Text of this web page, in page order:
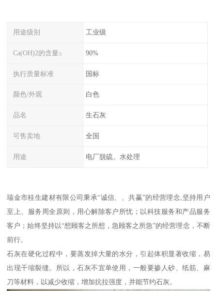
用途级别 工业级
Ca(OH)2的含量≥ 90%
执行质量标准 国标
颜色/外观 白色
品名 生石灰
可售卖地 全国
用途 电厂脱硫、水处理
瑞金市桂生建材有限公司秉承“诚信、、共赢”的经营理念,坚持用户
至上、服务周全原则，用心解除客户所忧；以科技服务和产品服务
客户；始终坚持以“想顾客之所想，急顾客之所急”的经营理念，不断
前行。
石灰在硬化过程中，要蒸发掉大量的水分，引起体积显著收缩，易
出现干缩裂缝。所以，石灰不宜单使用，一般要掺人砂、纸筋、麻
刀等材料，以减少收缩，增加抗拉强度，并能节约石灰。